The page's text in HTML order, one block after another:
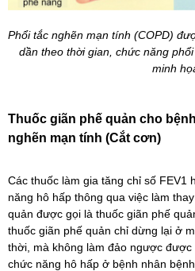
Phổi tắc nghẽn mạn tính (COPD)
dần theo thời gian, chức năng
minh
Thuốc giãn phế quản cho
nghẽn mạn tính (Cắt cơn)
Các thuốc làm gia tăng chỉ số FEV1
năng hô hấp thông qua việc làm
quản được gọi là thuốc giãn phế
thuốc giãn phế quản chỉ dừng lại ở
thời, mà không làm đảo ngược
chức năng hô hấp ở bệnh nhân